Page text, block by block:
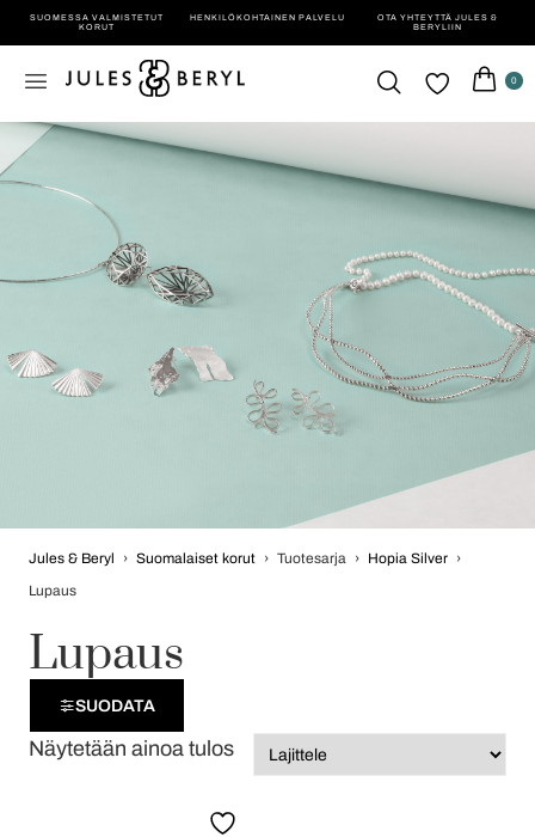
SUOMESSA VALMISTETUT
KORUT
HENKILÖ­KOHTAINEN PALVELU
OTA YHTEYTTÄ JULES &
BERYLIIN
0
Jules & Beryl › Suomalaiset korut › Tuotesarja › Hopia Silver ›
Lupaus
Lupaus
SUODATA
Näytetään ainoa tulos